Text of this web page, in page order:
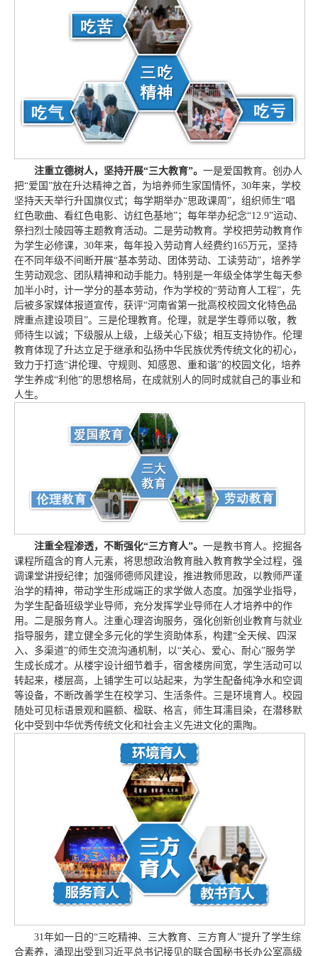
注重立德树人，坚持开展“三大教育”。 一是爱国教育。创办人
把“爱国”放在升达精神之首，为培养师生家国情怀，30年来，学校
坚持天天举行升国旗仪式；每学期举办“思政课周”，组织师生“唱
红色歌曲、看红色电影、访红色基地”；每年举办纪念“12.9”运动、
祭扫烈士陵园等主题教育活动。二是劳动教育。学校把劳动教育作
为学生必修课，30年来，每年投入劳动育人经费约165万元，坚持
在不同年级不间断开展“基本劳动、团体劳动、工读劳动”，培养学
生劳动观念、团队精神和动手能力。特别是一年级全体学生每天参
加半小时，计一学分的基本劳动，作为学校的“劳动育人工程”，先
后被多家媒体报道宣传，获评“河南省第一批高校校园文化特色品
牌重点建设项目”。三是伦理教育。伦理，就是学生尊师以敬，教
师待生以诚；下级服从上级，上级关心下级；相互支持协作。伦理
教育体现了升达立足于继承和弘扬中华民族优秀传统文化的初心，
致力于打造“讲伦理、守规则、知感恩、重和谐”的校园文化，培养
学生养成“利他”的思想格局，在成就别人的同时成就自己的事业和
人生。
注重全程渗透，不断强化“三方育人”。 一是教书育人。挖掘各
课程所蕴含的育人元素，将思想政治教育融入教育教学全过程，强
调课堂讲授纪律；加强师德师风建设，推进教师思政，以教师严谨
治学的精神，带动学生形成端正的求学做人态度。加强学业指导，
为学生配备班级学业导师，充分发挥学业导师在人才培养中的作
用。二是服务育人。注重心理咨询服务，强化创新创业教育与就业
指导服务，建立健全多元化的学生资助体系，构建“全天候、四深
入、多渠道”的师生交流沟通机制，以“关心、爱心、耐心”服务学
生成长成才。从楼宇设计细节着手，宿舍楼房间宽，学生活动可以
转起来，楼层高，上铺学生可以站起来，为学生配备纯净水和空调
等设备，不断改善学生在校学习、生活条件。三是环境育人。校园
随处可见标语景观和匾额、楹联、格言，师生耳濡目染，在潜移默
化中受到中华优秀传统文化和社会主义先进文化的熏陶。
31年如一日的“三吃精神、三大教育、三方育人”提升了学生综
合素养，涌现出受到习近平总书记接见的联合国秘书长办公室高级